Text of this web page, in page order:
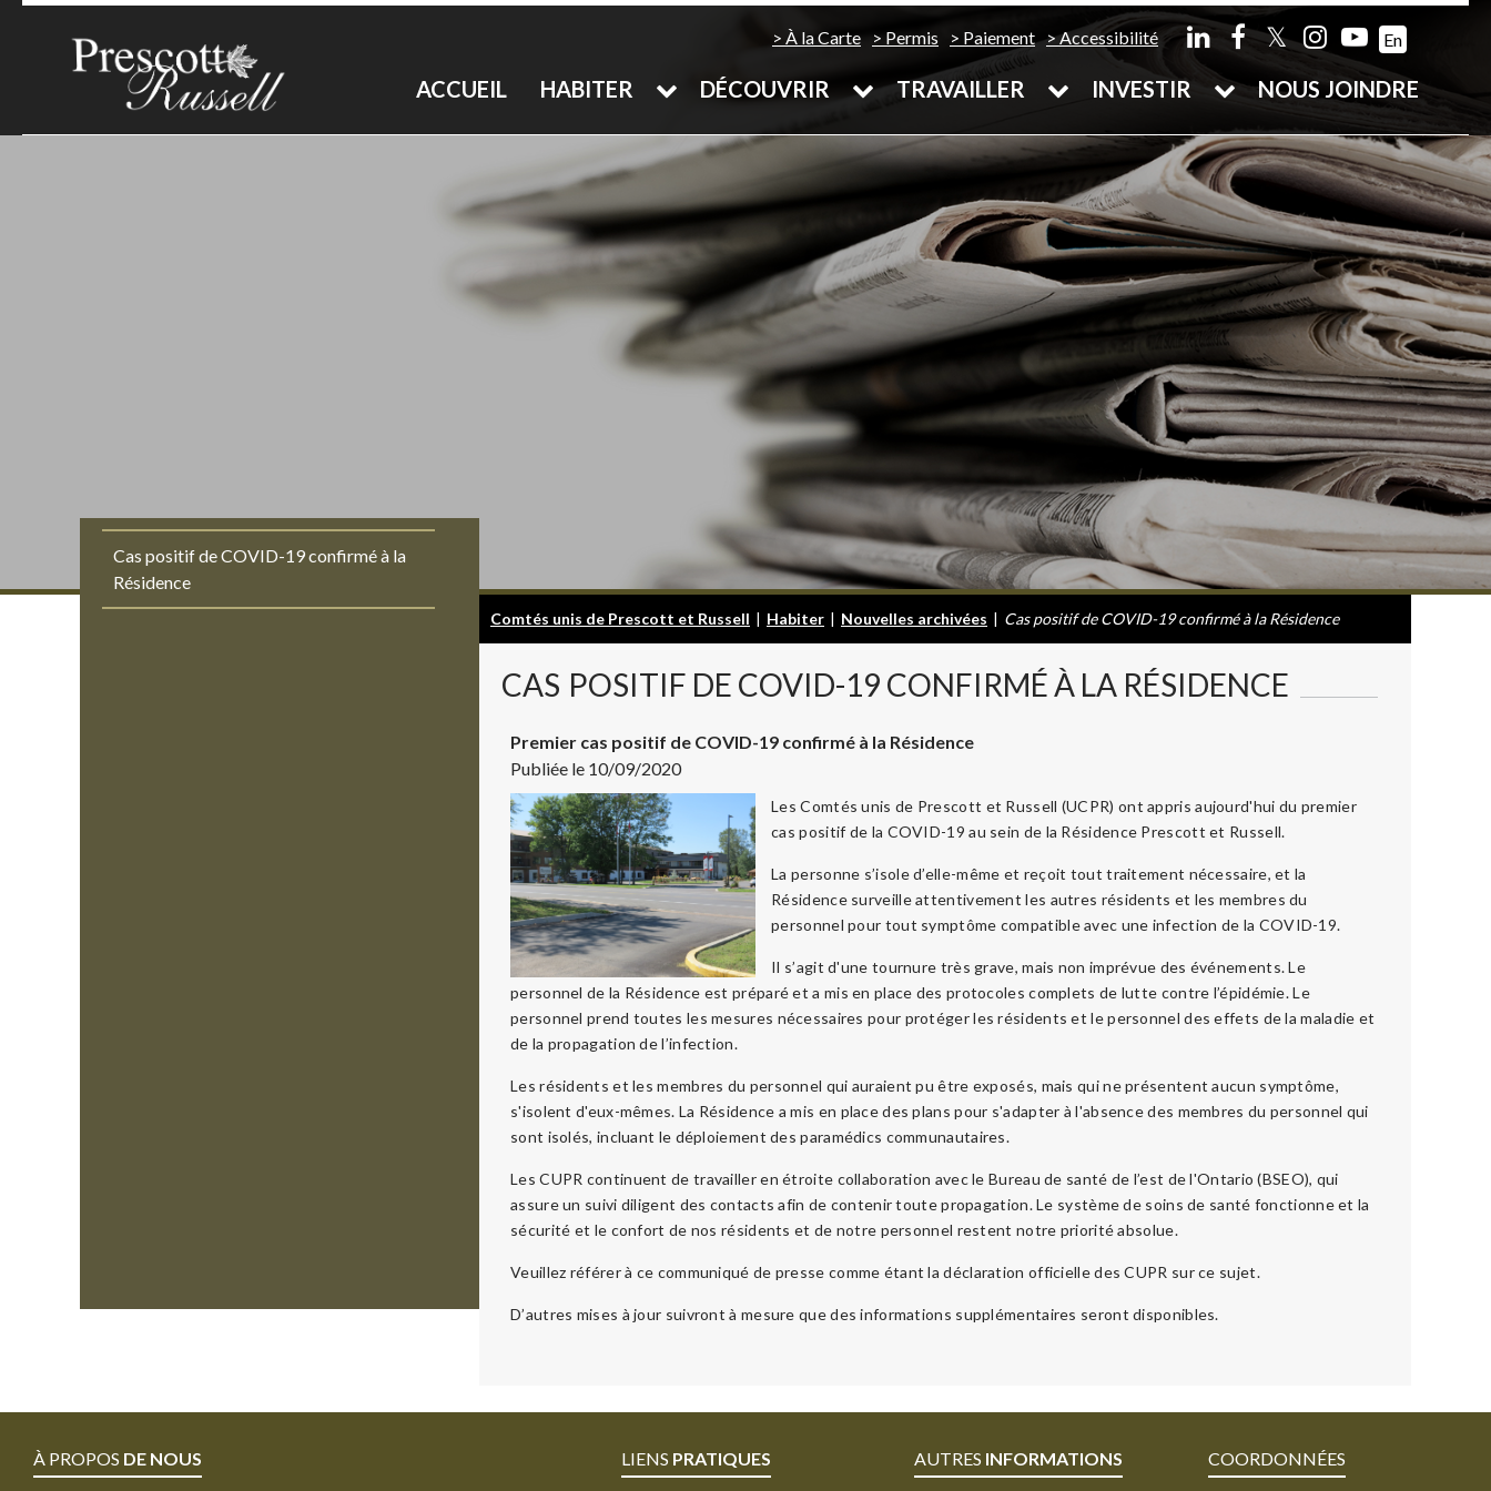
À la Carte Permis Paiement Accessibilité 𝕏 En
ACCUEIL HABITER DÉCOUVRIR TRAVAILLER INVESTIR NOUS JOINDRE
Cas positif de COVID-19 confirmé à la
Résidence
Comtés unis de Prescott et Russell | Habiter | Nouvelles archivées | Cas positif de COVID-19 confirmé à la Résidence
CAS POSITIF DE COVID-19 CONFIRMÉ À LA RÉSIDENCE
Premier cas positif de COVID-19 confirmé à la Résidence
Publiée le 10/09/2020
Les Comtés unis de Prescott et Russell (UCPR) ont appris aujourd'hui du premier
cas positif de la COVID-19 au sein de la Résidence Prescott et Russell.
La personne s’isole d’elle-même et reçoit tout traitement nécessaire, et la
Résidence surveille attentivement les autres résidents et les membres du
personnel pour tout symptôme compatible avec une infection de la COVID-19.
Il s’agit d'une tournure très grave, mais non imprévue des événements. Le
personnel de la Résidence est préparé et a mis en place des protocoles complets de lutte contre l’épidémie. Le
personnel prend toutes les mesures nécessaires pour protéger les résidents et le personnel des effets de la maladie et
de la propagation de l’infection.
Les résidents et les membres du personnel qui auraient pu être exposés, mais qui ne présentent aucun symptôme,
s'isolent d'eux-mêmes. La Résidence a mis en place des plans pour s'adapter à l'absence des membres du personnel qui
sont isolés, incluant le déploiement des paramédics communautaires.
Les CUPR continuent de travailler en étroite collaboration avec le Bureau de santé de l’est de l'Ontario (BSEO), qui
assure un suivi diligent des contacts afin de contenir toute propagation. Le système de soins de santé fonctionne et la
sécurité et le confort de nos résidents et de notre personnel restent notre priorité absolue.
Veuillez référer à ce communiqué de presse comme étant la déclaration officielle des CUPR sur ce sujet.
D’autres mises à jour suivront à mesure que des informations supplémentaires seront disponibles.
À PROPOS DE NOUS LIENS PRATIQUES AUTRES INFORMATIONS COORDONNÉES